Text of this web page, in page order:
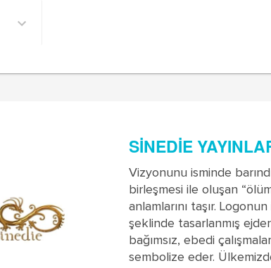
SINEDIE
Vizyonunu isminde
birleşmesi ile oluşan
anlamlarını taşır.
şeklinde tasarlanmış
bağımsız, ebedi
sembolize eder.